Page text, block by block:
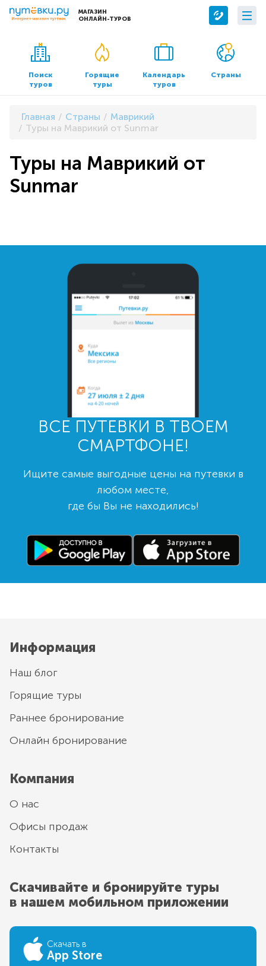
МАГАЗИН
ОНЛАЙН-ТУРОВ
Сервисы
Бронирование отелей
Трансфер
О компании
О нас
Контакты
Документы и реквизиты
Поиск
туров
Горящие
туры
Календарь
туров
Страны
Главная Страны
Маврикий
Туры на Маврикий от Sunmar
Туры на Маврикий от
Sunmar
ВСЕ ПУТЕВКИ В ТВОЕМ
СМАРТФОНЕ!
Ищите самые выгодные цены на путевки в
любом месте,
где бы Вы не находились!
Информация
Наш блог
Горящие туры
Раннее бронирование
Онлайн бронирование
Компания
О нас
Офисы продаж
Контакты
Скачивайте и бронируйте туры
в нашем мобильном приложении
Скачать в
App Store